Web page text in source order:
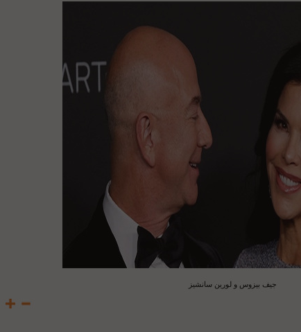
جيف بيزوس و لورين سانشيز